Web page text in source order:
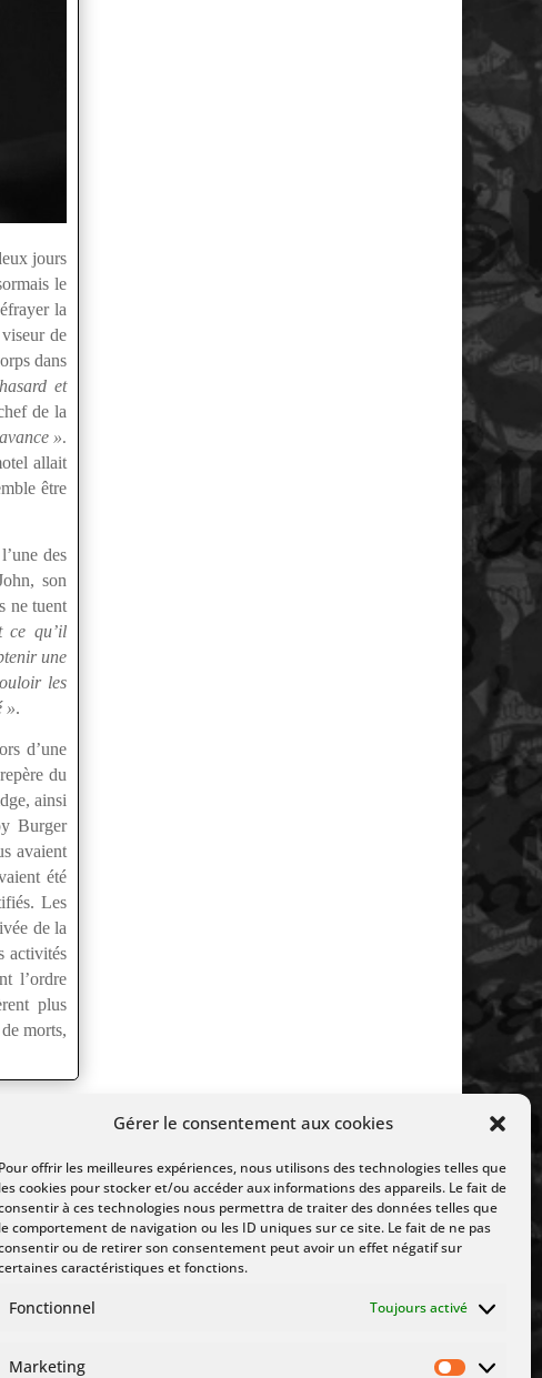
Gérer le consentement aux cookies
Pour offrir les meilleures expériences, nous utilisons des technologies telles que
les cookies pour stocker et/ou accéder aux informations des appareils. Le fait de
à ces technologies nous permettra de traiter des données telles que
le comportement de navigation ou les ID uniques sur ce site. Le fait de ne pas
ou de retirer son consentement peut avoir un effet négatif sur
caractéristiques et fonctions.
Fonctionnel Toujours activé
Marketing
jours
le
la
de
dans
et
de la
».
allait
être
des
son
ne tuent
ce qu’il
une
les
».
d’une
du
ainsi
Burger
avaient
été
Les
de la
activités
l’ordre
plus
morts,